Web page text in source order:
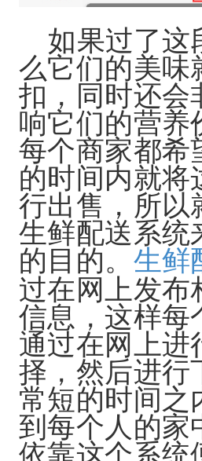
如果过了这
么它们的美味
扣，同时还会
响它们的营养
每个商家都希
的时间内就将
行出售，所以
生鲜配送系统
的目的。 生鲜
过在网上发布
信息，这样每
通过在网上进
择，然后进行
常短的时间之
到每个人的家